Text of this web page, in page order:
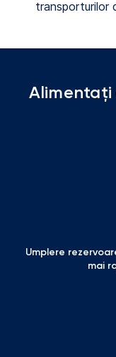
transporturilor
Umplere
mai